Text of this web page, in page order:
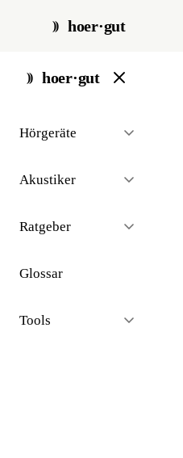
hoer·gut
hoer·gut
Hörgeräte
Akustiker
Ratgeber
Glossar
Tools